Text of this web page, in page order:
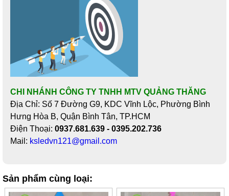
CHI NHÁNH CÔNG TY TNHH MTV QUẢNG THĂNG
Địa Chỉ: Số 7 Đường G9, KDC Vĩnh Lộc, Phường Bình
Hưng Hòa B, Quận Bình Tân, TP.HCM
Điện Thoại: 0937.681.639 - 0395.202.736
Mail: ksledvn121@gmail.com
Sản phẩm cùng loại: